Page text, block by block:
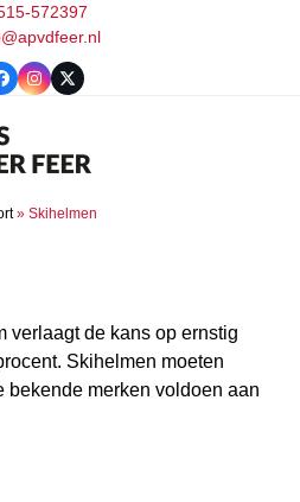
572397
Facebook
Instagram
Twitter
»Skihelmen
verlaagt de kans op ernstig
Skihelmen moeten
bekende merken voldoen aan